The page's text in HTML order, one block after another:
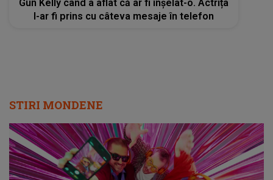
Radio Impuls cucerește tot mai mulți